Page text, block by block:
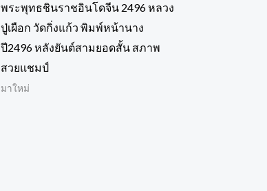
พระพุทธชินราชอินโดจีน 2496 หลวง
ปู่เผือก วัดกิ่งแก้ว พิมพ์หน้านาง
ปี2496 หลังยันต์สามยอดสั้น สภาพ
สวยแชมป์
มาใหม่